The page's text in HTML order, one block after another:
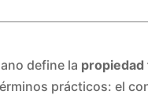
define la propiedad
prácticos: el